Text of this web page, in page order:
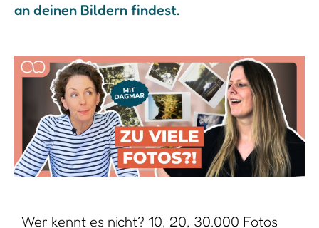
an deinen Bildern findest.
Wer kennt es nicht? 10, 20, 30.000 Fotos